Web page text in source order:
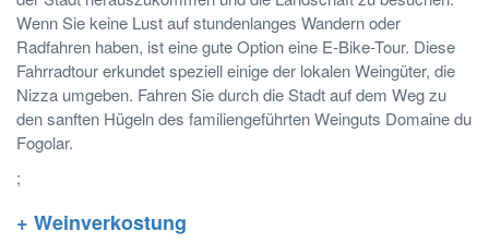
Wenn Sie keine Lust auf stundenlanges Wandern oder
Radfahren haben, ist eine gute Option eine E-Bike-Tour. Diese
Fahrradtour erkundet speziell einige der lokalen Weingüter, die
Nizza umgeben. Fahren Sie durch die Stadt auf dem Weg zu
den sanften Hügeln des familiengeführten Weinguts Domaine du
Fogolar.
;
+ Weinverkostung